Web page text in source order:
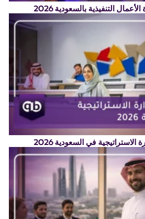
التنفيذية بالسعودية 2026
الاستراتيجية في السعودية 2026